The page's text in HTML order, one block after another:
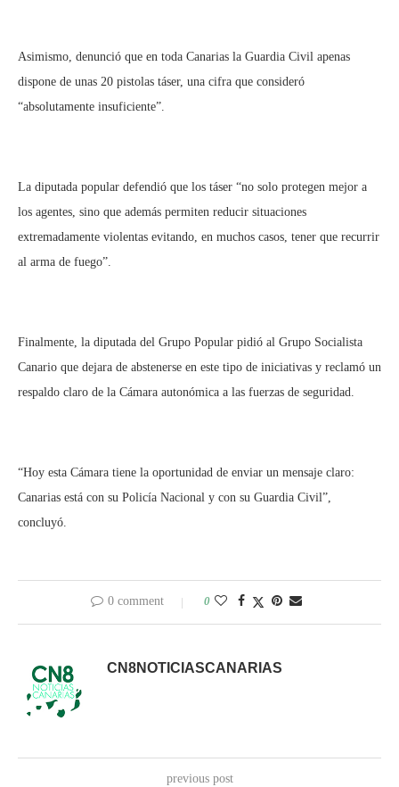
Asimismo, denunció que en toda Canarias la Guardia Civil apenas
dispone de unas 20 pistolas táser, una cifra que consideró
“absolutamente insuficiente”.
La diputada popular defendió que los táser “no solo protegen mejor a
los agentes, sino que además permiten reducir situaciones
extremadamente violentas evitando, en muchos casos, tener que recurrir
al arma de fuego”.
Finalmente, la diputada del Grupo Popular pidió al Grupo Socialista
Canario que dejara de abstenerse en este tipo de iniciativas y reclamó un
respaldo claro de la Cámara autonómica a las fuerzas de seguridad.
“Hoy esta Cámara tiene la oportunidad de enviar un mensaje claro:
Canarias está con su Policía Nacional y con su Guardia Civil”,
concluyó.
0 comment 0
CN8NOTICIASCANARIAS
previous post